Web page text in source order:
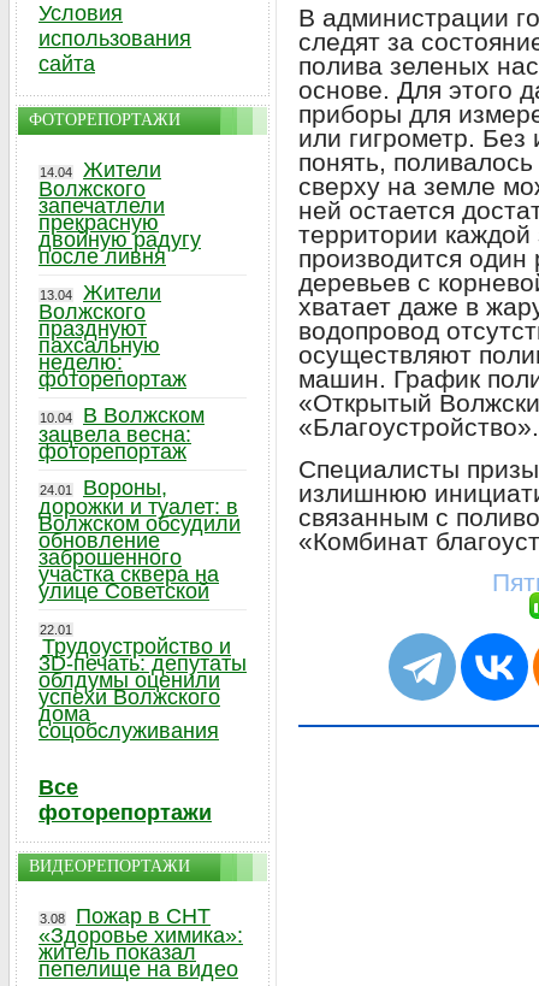
В администрации
следят за
полива зеленых
основе. Для этого
приборы для
или гигрометр. Без
понять,
сверху на земле
ней остается
территории
производится
деревьев с
хватает даже в
водопровод
осуществляют
машин. График
«Открытый
«Благоустройство».
Специалисты
излишнюю
связанным с
«Комбинат
Условия
использования
сайта
ФОТОРЕПОРТАЖИ
14.04
Жители
Волжского
запечатлели
прекрасную
двойную радугу
после ливня
13.04
Жители
Волжского
празднуют
пахсальную
неделю:
фоторепортаж
10.04
В Волжском
зацвела весна:
фоторепортаж
24.01
Вороны,
дорожки и туалет: в
Волжском обсудили
обновление
заброшенного
участка сквера на
улице Советской
22.01
Трудоустройство и
3D-печать: депутаты
облдумы оценили
успехи Волжского
дома
соцобслуживания
Все
фоторепортажи
ВИДЕОРЕПОРТАЖИ
3.08
Пожар в СНТ
«Здоровье химика»:
житель показал
пепелище на видео